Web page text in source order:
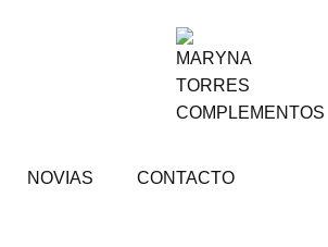
NOVIAS CONTACTO